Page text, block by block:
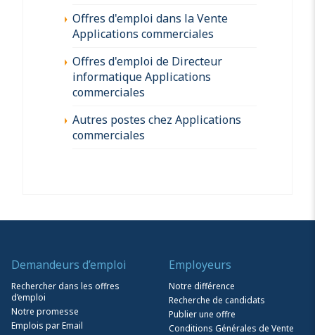
Offres d'emploi dans la Vente
Applications commerciales
Offres d'emploi de Directeur
informatique Applications
commerciales
Autres postes chez Applications
commerciales
Demandeurs d’emploi
Rechercher dans les offres
d’emploi
Notre promesse
Emplois par Email
Employeurs
Notre différence
Recherche de candidats
Publier une offre
Conditions Générales de Vente